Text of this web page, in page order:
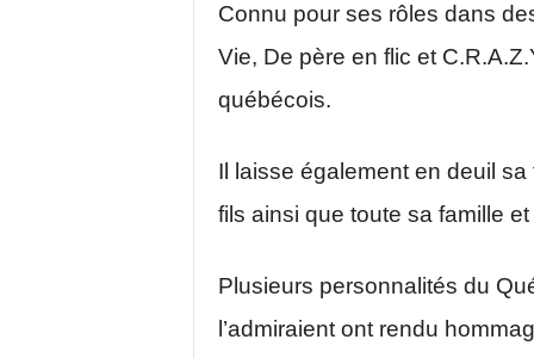
Connu pour ses rôles dans
Vie, De père en flic et
québécois.
Il laisse également en deuil
fils ainsi que toute sa famille
Plusieurs personnalités du
l’admiraient ont rendu